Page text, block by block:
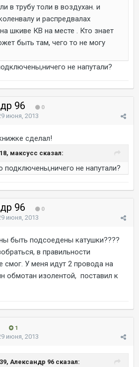
в трубу толи в воздухан. и
и распредвалах
шкиве КВ на месте . Кто знает
быть там, чего то не могу
не напутали?
96 0
июня, 2013
сделал!
максусс сказал:
подключены,ничего не напутали?
96 0
июня, 2013
быть подсоедены катушки????
в правильности
смог. У меня идут 2 провода на
обмотан изолентой, поставил к
1
июня, 2013
Александр 96 сказал: